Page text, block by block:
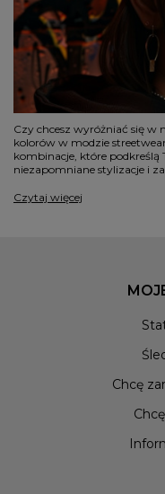
Czy chcesz wyróżniać się w
kolorów w modzie
kombinacje, które
niezapomniane stylizacje i
Czytaj więcej
Chcę